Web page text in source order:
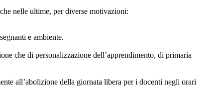
nelle ultime, per diverse motivazioni:
e ambiente.
che di personalizzazione dell’apprendimento, di primaria
all’abolizione della giornata libera per i docenti negli orari